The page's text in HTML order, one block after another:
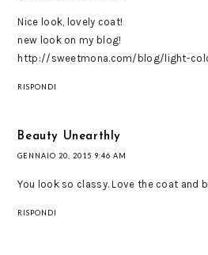
Nice look, lovely coat!
new look on my blog!
http://sweetmona.com/blog/light-
RISPONDI
Beauty Unearthly
GENNAIO 20, 2015 9:46 AM
You look so classy. Love the coat and
RISPONDI